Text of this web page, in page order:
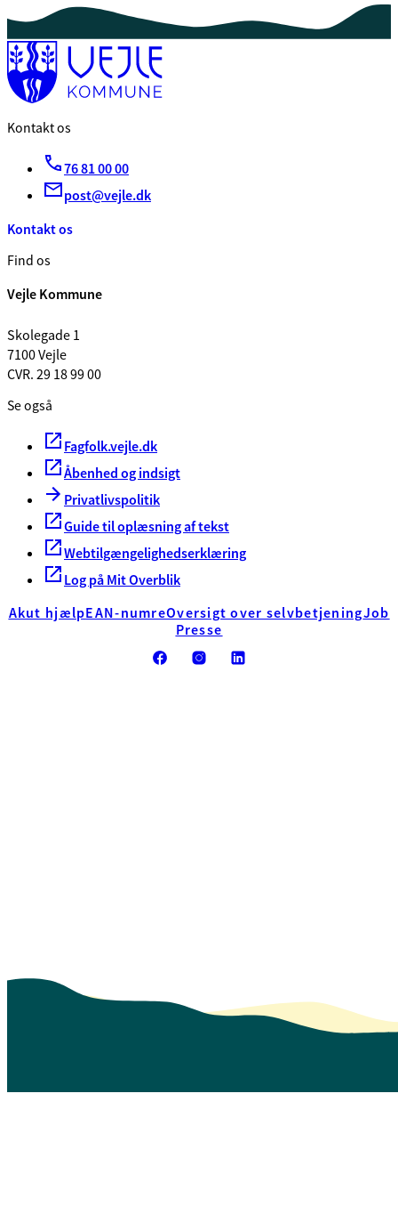
Kontakt os
76 81 00 00
post@vejle.dk
Kontakt os
Find os
Vejle Kommune
Skolegade 1
7100 Vejle
CVR. 29 18 99 00
Se også
Fagfolk.vejle.dk
Åbenhed og indsigt
Privatlivspolitik
Guide til oplæsning af tekst
Webtilgængelighedserklæring
Log på Mit Overblik
Akut hjælpEAN-numreOversigt over selvbetjeningJob
Presse